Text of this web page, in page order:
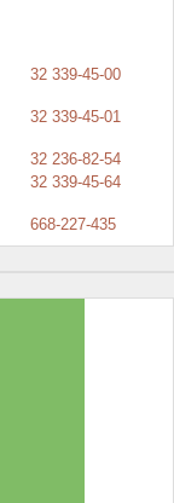
32 339-45-00
32 339-45-01
32 236-82-54
32 339-45-64
668-227-435